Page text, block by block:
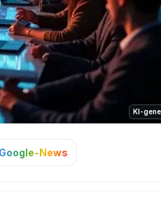
KI-
Google-News